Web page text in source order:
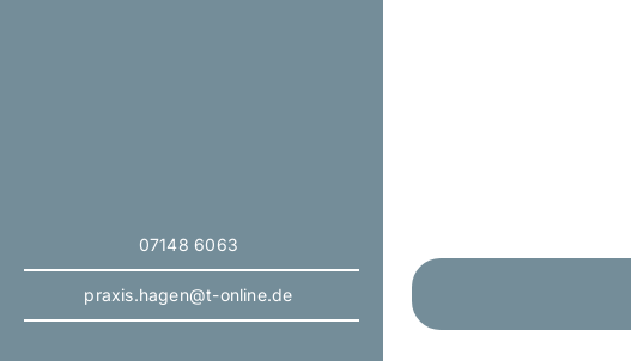
07148 6063
praxis.hagen@t-online.de